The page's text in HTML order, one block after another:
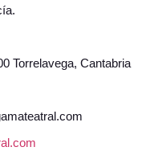
Torrelavega, Cantabria